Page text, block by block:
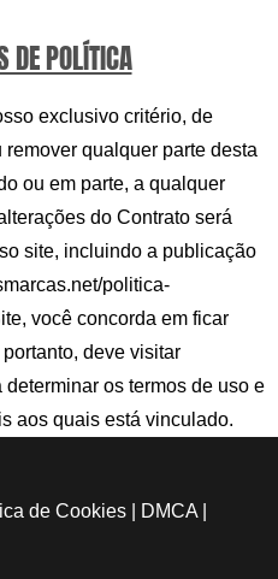
DE POLÍTICA
exclusivo critério, de
qualquer parte desta
ou em parte, a qualquer
do Contrato será
site, incluindo a publicação
politica-
você concorda em ficar
deve visitar
os termos de uso e
aos quais está vinculado.
de Cookies DMCA